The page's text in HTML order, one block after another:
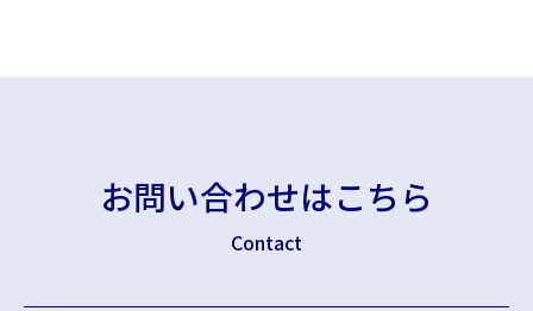
お問い合わせはこちら
Contact